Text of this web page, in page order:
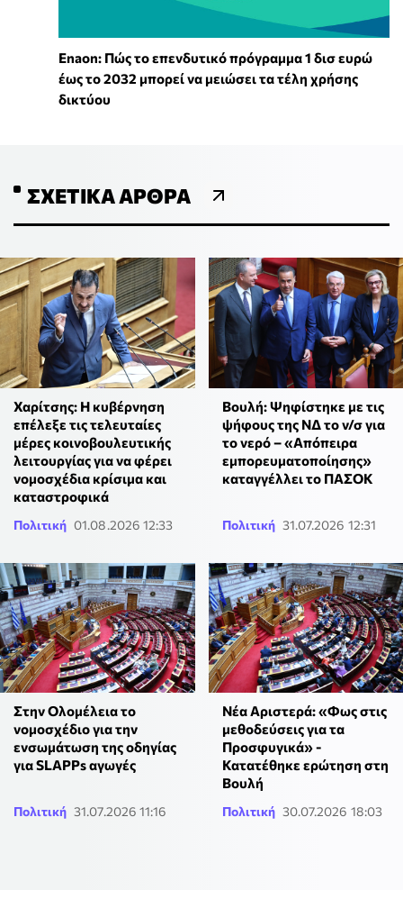
Enaon: Πώς το επενδυτικό πρόγραμμα 1 δισ ευρώ
έως το 2032 μπορεί να μειώσει τα τέλη χρήσης
δικτύου
ΣΧΕΤΙΚΆ ΆΡΘΡΑ
Χαρίτσης: Η κυβέρνηση
επέλεξε τις τελευταίες
μέρες κοινοβουλευτικής
λειτουργίας για να φέρει
νομοσχέδια κρίσιμα και
καταστροφικά
Πολιτική 01.08.2026 12:33
Βουλή: Ψηφίστηκε με τις
ψήφους της ΝΔ το ν/σ για
το νερό – «Απόπειρα
εμπορευματοποίησης»
καταγγέλλει το ΠΑΣΟΚ
Πολιτική 31.07.2026 12:31
Στην Ολομέλεια το
νομοσχέδιο για την
ενσωμάτωση της οδηγίας
για SLAPPs αγωγές
Πολιτική 31.07.2026 11:16
Νέα Αριστερά: «Φως στις
μεθοδεύσεις για τα
Προσφυγικά» -
Κατατέθηκε ερώτηση στη
Βουλή
Πολιτική 30.07.2026 18:03